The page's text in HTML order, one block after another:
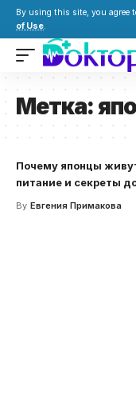
By using this site, you agree
of Use.
Метка:
Почему японцы
питание и секреты
By Евгения Примакова